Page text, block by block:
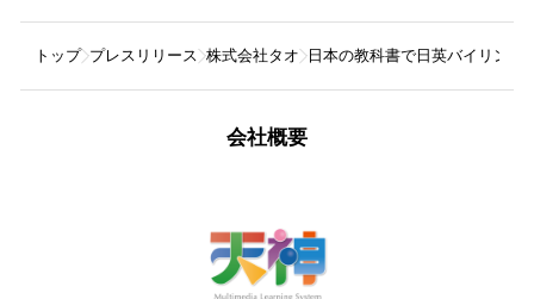
トップ プレスリリース 株式会社タオ 日本の教科書で日英バイリンガ
会社概要